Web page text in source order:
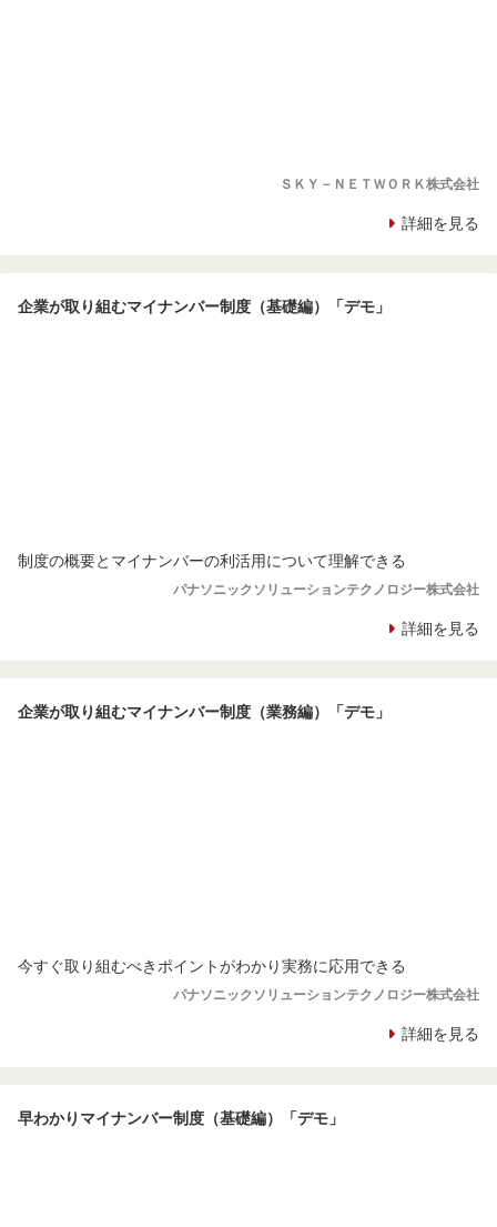
ＳＫＹ－ＮＥＴＷＯＲＫ株式会社
詳細を見る
企業が取り組むマイナンバー制度（基礎編）「デモ」
制度の概要とマイナンバーの利活用について理解できる
パナソニックソリューションテクノロジー株式会社
詳細を見る
企業が取り組むマイナンバー制度（業務編）「デモ」
今すぐ取り組むべきポイントがわかり実務に応用できる
パナソニックソリューションテクノロジー株式会社
詳細を見る
早わかりマイナンバー制度（基礎編）「デモ」